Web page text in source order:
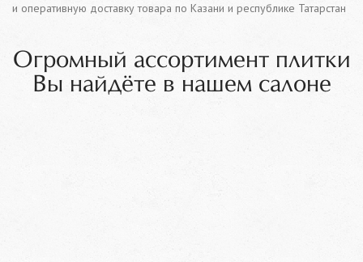
и оперативную доставку товара по Казани и республике Татарстан
Огромный ассортимент плитки
Вы найдёте в нашем салоне